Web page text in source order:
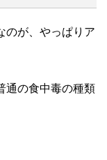
のが、やっぱりア
通の食中毒の種類